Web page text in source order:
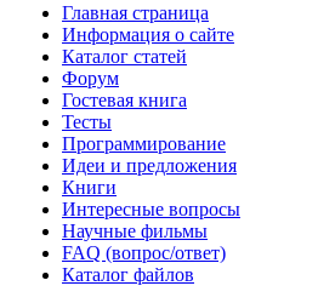
Главная страница
Информация о сайте
Каталог статей
Форум
Гостевая книга
Тесты
Программирование
Идеи и предложения
Книги
Интересные вопросы
Научные фильмы
FAQ (вопрос/ответ)
Каталог файлов